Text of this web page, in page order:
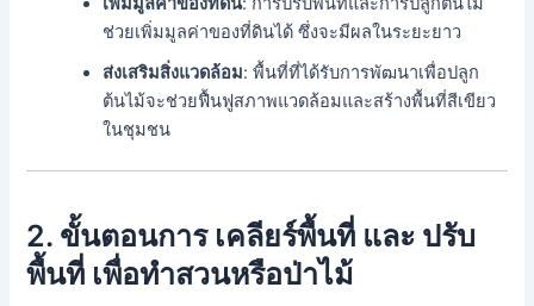
ช่วยเพิ่มมูลค่าของที่ดินได้ ซึ่งจะมีผลในระยะยาว
ส่งเสริมสิ่งแวดล้อม: พื้นที่ที่ได้รับการพัฒนาเพื่อปลูก
ต้นไม้จะช่วยฟื้นฟูสภาพแวดล้อมและสร้างพื้นที่สีเขียว
ในชุมชน
2. ขั้นตอนการ เคลียร์พื้นที่ และ ปรับ
พื้นที่ เพื่อทำสวนหรือป่าไม้